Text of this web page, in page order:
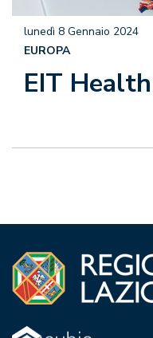
EIT
lunedì 8 Gennaio 2024
EUROPA